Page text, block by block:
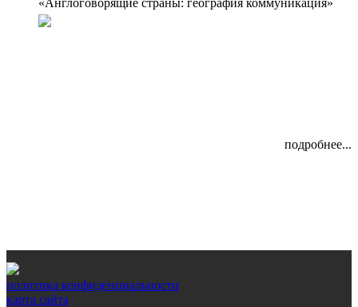
«Англоговорящие страны: география коммуникация»
подробнее...
политика конфиденциальности
карта сайта